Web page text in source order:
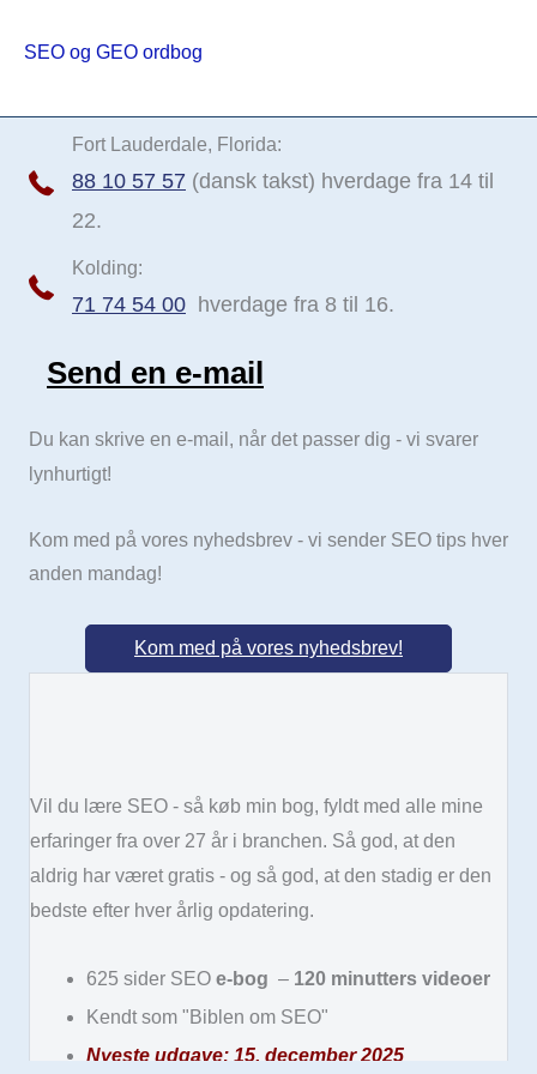
SEO og GEO ordbog
Fort Lauderdale, Florida:
88 10 57 57 (dansk takst) hverdage fra 14 til
22.
Kolding:
71 74 54 00 hverdage fra 8 til 16.
Send e-mail
Send en e-mail
Du kan skrive en e-mail, når det passer dig - vi svarer
lynhurtigt!
Kom med på vores nyhedsbrev - vi sender SEO tips hver
anden mandag!
Kom med på vores nyhedsbrev!
Vil du lære SEO - så køb min bog, fyldt med alle mine
erfaringer fra over 27 år i branchen. Så god, at den
aldrig har været gratis - og så god, at den stadig er den
bedste efter hver årlig opdatering.
625 sider SEO e-bog – 120 minutters videoer
Kendt som "Biblen om SEO"
Nyeste udgave: 15. december 2025